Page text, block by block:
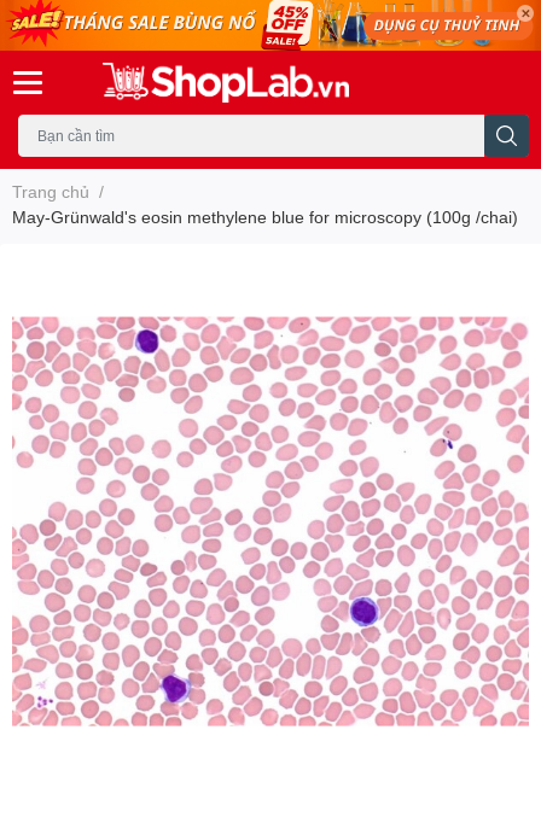
Trang chủ /
May-Grünwald's eosin methylene blue for microscopy (100g /chai)